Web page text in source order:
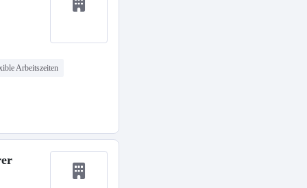
Arbeitszeiten